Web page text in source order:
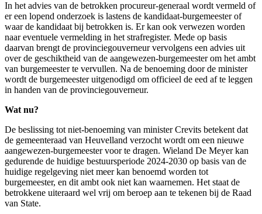
In het advies van de betrokken procureur-generaal wordt vermeld of
er een lopend onderzoek is lastens de kandidaat-burgemeester of
waar de kandidaat bij betrokken is. Er kan ook verwezen worden
naar eventuele vermelding in het strafregister. Mede op basis
daarvan brengt de provinciegouverneur vervolgens een advies uit
over de geschiktheid van de aangewezen-burgemeester om het ambt
van burgemeester te vervullen. Na de benoeming door de minister
wordt de burgemeester uitgenodigd om officieel de eed af te leggen
in handen van de provinciegouverneur.
Wat nu?
De beslissing tot niet-benoeming van minister Crevits betekent dat
de gemeenteraad van Heuvelland verzocht wordt om een nieuwe
aangewezen-burgemeester voor te dragen. Wieland De Meyer kan
gedurende de huidige bestuursperiode 2024-2030 op basis van de
huidige regelgeving niet meer kan benoemd worden tot
burgemeester, en dit ambt ook niet kan waarnemen. Het staat de
betrokkene uiteraard wel vrij om beroep aan te tekenen bij de Raad
van State.